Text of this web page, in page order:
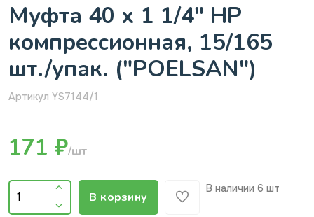
Муфта 40 х 1 1/4" НР
компрессионная, 15/165
шт./упак. ("POELSAN")
Артикул YS7144/1
171 ₽/шт
В корзину
В наличии 6 шт